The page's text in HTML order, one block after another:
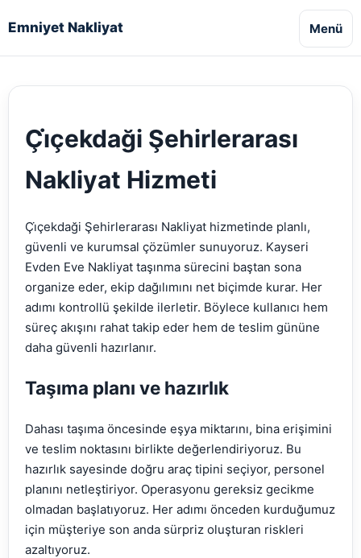
Emniyet Nakliyat Menü
Çi̇çekdaği Şehirlerarası
Nakliyat Hizmeti
Çi̇çekdaği Şehirlerarası Nakliyat hizmetinde planlı,
güvenli ve kurumsal çözümler sunuyoruz. Kayseri
Evden Eve Nakliyat taşınma sürecini baştan sona
organize eder, ekip dağılımını net biçimde kurar. Her
adımı kontrollü şekilde ilerletir. Böylece kullanıcı hem
süreç akışını rahat takip eder hem de teslim gününe
daha güvenli hazırlanır.
Taşıma planı ve hazırlık
Dahası taşıma öncesinde eşya miktarını, bina erişimini
ve teslim noktasını birlikte değerlendiriyoruz. Bu
hazırlık sayesinde doğru araç tipini seçiyor, personel
planını netleştiriyor. Operasyonu gereksiz gecikme
olmadan başlatıyoruz. Her adımı önceden kurduğumuz
için müşteriye son anda sürpriz oluşturan riskleri
azaltıyoruz.